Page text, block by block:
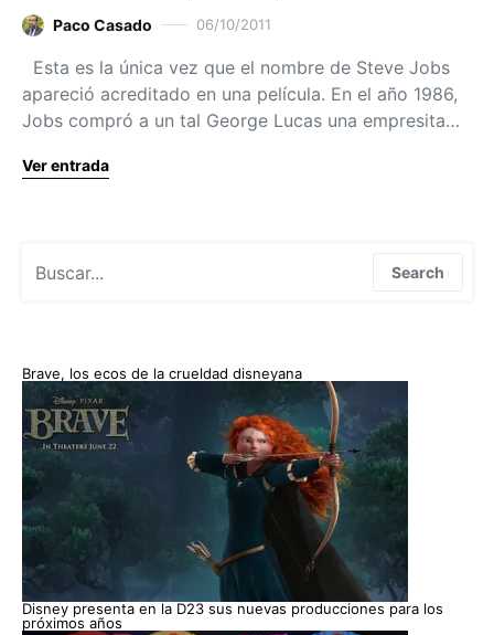
Paco Casado 06/10/2011
Esta es la única vez que el nombre de Steve Jobs
apareció acreditado en una película. En el año 1986,
Jobs compró a un tal George Lucas una empresita…
Ver entrada
Search
Brave, los ecos de la crueldad disneyana
Disney presenta en la D23 sus nuevas producciones para los
próximos años